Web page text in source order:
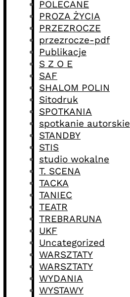
POLECANE
PROZA ŻYCIA
PRZEZROCZE
przezrocze-pdf
Publikacje
S Z O E
SAF
SHALOM POLIN
Sitodruk
SPOTKANIA
spotkanie autorskie
STANDBY
STIS
studio wokalne
T. SCENA
TACKA
TANIEC
TEATR
TREBRARUNA
UKF
Uncategorized
WARSZTATY
WARSZTATY
WYDANIA
WYSTAWY